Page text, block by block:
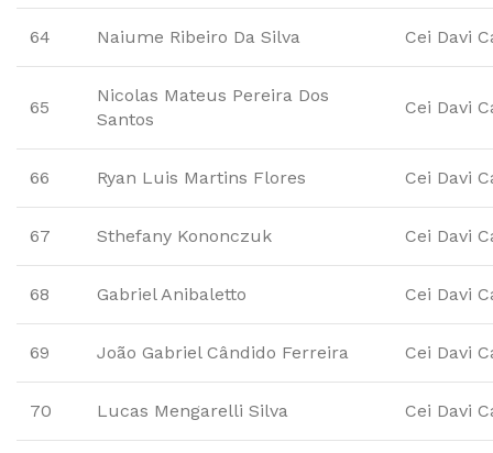
64 Naiume Ribeiro Da Silva Cei Davi
65
Nicolas Mateus Pereira Dos
Santos
Cei Davi
66 Ryan Luis Martins Flores Cei Davi
67 Sthefany Kononczuk Cei Davi
68 Gabriel Anibaletto Cei Davi
69 João Gabriel Cândido Ferreira Cei Davi
70 Lucas Mengarelli Silva Cei Davi